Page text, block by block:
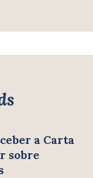
a Carta
sobre